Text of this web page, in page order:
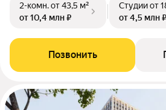
2-комн.от 43,5 м²
от 10,4 млн ₽
Студииот
от 4,5 млн ₽
Позвонить